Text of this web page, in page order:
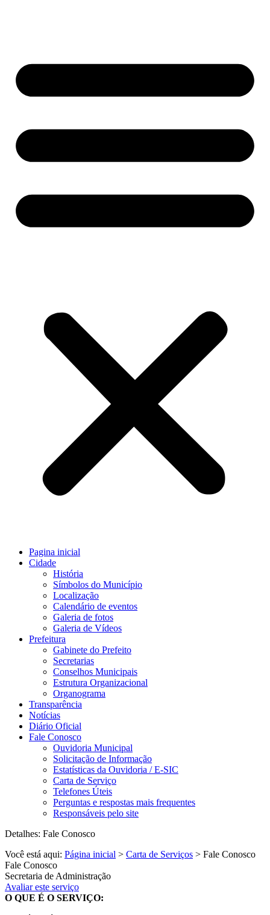
Pagina inicial
Cidade
História
Símbolos do Município
Localização
Calendário de eventos
Galeria de fotos
Galeria de Vídeos
Prefeitura
Gabinete do Prefeito
Secretarias
Conselhos Municipais
Estrutura Organizacional
Organograma
Transparência
Notícias
Diário Oficial
Fale Conosco
Ouvidoria Municipal
Solicitação de Informação
Estatísticas da Ouvidoria / E-SIC
Carta de Serviço
Telefones Úteis
Perguntas e respostas mais frequentes
Responsáveis pelo site
Detalhes: Fale Conosco
Você está aqui: Página inicial > Carta de Serviços > Fale Conosco
Fale Conosco
Secretaria de Administração
Avaliar este serviço
O QUE É O SERVIÇO: